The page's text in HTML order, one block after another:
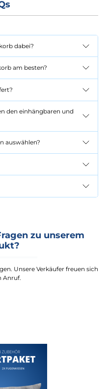
dabei?
am besten?
den einhängbaren und
auswählen?
zu unserem
Unsere Verkäufer freuen sich
Anruf.